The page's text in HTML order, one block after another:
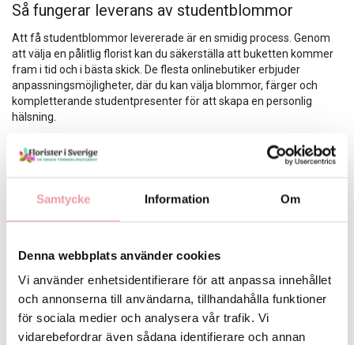
Samtycke Information Om
Denna webbplats använder cookies
Vi använder enhetsidentifierare för att anpassa innehållet
och annonserna till användarna, tillhandahålla funktioner
för sociala medier och analysera vår trafik. Vi
vidarebefordrar även sådana identifierare och annan
Så fungerar leverans av studentblommor
Att få studentblommor levererade är en smidig process. Genom
att välja en pålitlig florist kan du säkerställa att buketten kommer
fram i tid och i bästa skick. De flesta onlinebutiker erbjuder
anpassningsmöjligheter, där du kan välja blommor, färger och
kompletterande studentpresenter för att skapa en personlig
hälsning.
Skicka blommor med en personlig hälsning
tillsammans med en personlig hälsning. Många florister erbjuder
Studentinspiration för blombuketter
För att skapa en unik och inspirerande studentbukett kan du
kombinera olika blommor och färger. Ljusgula ochvita blommor
ger en fräsch och stilren känsla, medan färgglada kombinationer